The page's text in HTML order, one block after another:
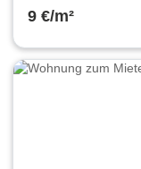
9 €/m²